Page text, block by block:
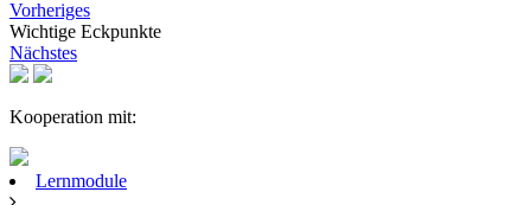
Vorheriges
Wichtige Eckpunkte
Nächstes
Kooperation mit:
Lernmodule